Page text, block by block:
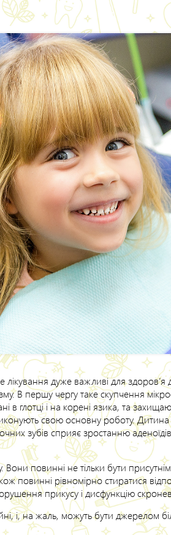
лікування дуже важливі для
В першу чергу таке скупчення
в глотці і на корені язика, та
свою основну роботу.
зубів сприяє зростанню
повинні не тільки бути
рівномірно стиратися
прикусу і дисфункцію
і, на жаль, можуть бути джерелом